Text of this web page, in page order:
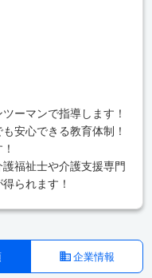
ーマンで指導します！
安心できる教育体制！
福祉士や介護支援専門
られます！
企業情報